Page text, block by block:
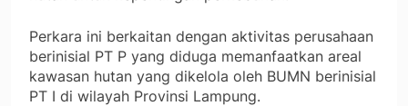
Perkara ini berkaitan dengan aktivitas perusahaan
berinisial PT P yang diduga memanfaatkan areal
kawasan hutan yang dikelola oleh BUMN berinisial
PT I di wilayah Provinsi Lampung.